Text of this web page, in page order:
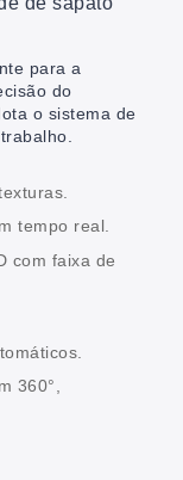
para a
do
o sistema de
tempo real.
com faixa de
360°,